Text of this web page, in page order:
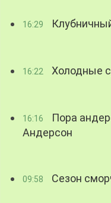
16:29
16:22 Холодные
16:16
Пора
Андерсон
09:58 Сезон